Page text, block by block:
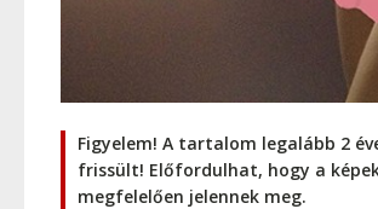
Figyelem! A tartalom legalább 2
frissült! Előfordulhat, hogy a
megfelelően jelennek meg.